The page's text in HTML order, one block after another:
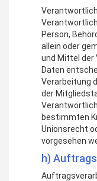
Person,
allein oder
und Mittel der
Daten
Verarbeitung
der
bestimmten
Unionsrecht
vorgesehen
h)